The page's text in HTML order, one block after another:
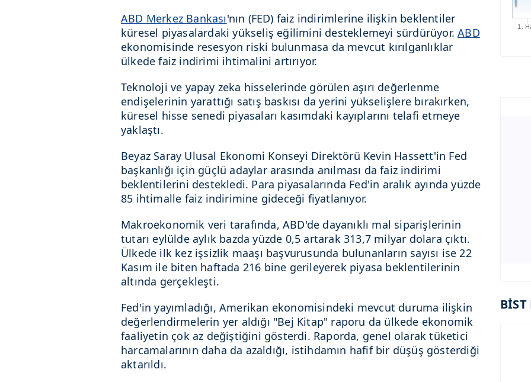
ABD Merkez Bankası'nın (FED) faiz indirimlerine ilişkin beklentiler
küresel piyasalardaki yükseliş eğilimini desteklemeyi sürdürüyor.ABD
ekonomisinde resesyon riski bulunmasa da mevcut kırılganlıklar
ülkede faiz indirimi ihtimalini artırıyor.
Teknoloji ve yapay zeka hisselerinde görülen aşırı değerlenme
endişelerinin yarattığı satış baskısı da yerini yükselişlere bırakırken,
küresel hisse senedi piyasaları kasımdaki kayıplarını telafi etmeye
yaklaştı.
Beyaz Saray Ulusal Ekonomi Konseyi Direktörü Kevin Hassett'in Fed
başkanlığı için güçlü adaylar arasında anılması da faiz indirimi
beklentilerini destekledi. Para piyasalarında Fed'in aralık ayında yüzde
85 ihtimalle faiz indirimine gideceği fiyatlanıyor.
Makroekonomik veri tarafında, ABD'de dayanıklı mal siparişlerinin
tutarı eylülde aylık bazda yüzde 0,5 artarak 313,7 milyar dolara çıktı.
Ülkede ilk kez işsizlik maaşı başvurusunda bulunanların sayısı ise 22
Kasım ile biten haftada 216 bine gerileyerek piyasa beklentilerinin
altında gerçekleşti.
Fed'in yayımladığı, Amerikan ekonomisindeki mevcut duruma ilişkin
değerlendirmelerin yer aldığı "Bej Kitap" raporu da ülkede ekonomik
faaliyetin çok az değiştiğini gösterdi. Raporda, genel olarak tüketici
harcamalarının daha da azaldığı, istihdamın hafif bir düşüş gösterdiği
aktarıldı.
1.